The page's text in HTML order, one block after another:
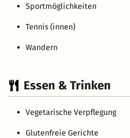
Sportmöglichkeiten
Tennis (innen)
Wandern
Essen & Trinken
Vegetarische Verpflegung
Glutenfreie Gerichte